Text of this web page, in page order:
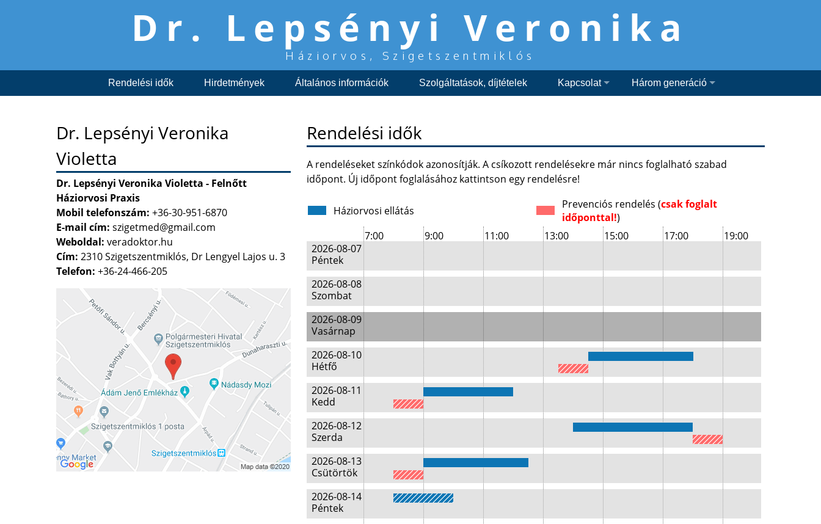
Dr. Lepsényi Veronika
Háziorvos, Szigetszentmiklós
Rendelési idők Hirdetmények Általános információk Szolgáltatások, díjtételek Kapcsolat Három generáció
Rendelési idők
A rendeléseket színkódok azonosítják. A csíkozott rendelésekre már nincs foglalható szabad
időpont. Új időpont foglalásához kattintson egy rendelésre!
Háziorvosi ellátás Prevenciós rendelés (csak foglalt
időponttal!)
7:00
9:00 11:00 13:00 15:00 17:00
19:00
2026-08-07
Péntek
2026-08-08
Szombat
2026-08-09
Vasárnap
2026-08-10
Hétfő
2026-08-11
Kedd
2026-08-12
Szerda
2026-08-13
Csütörtök
2026-08-14
Péntek
Dr. Lepsényi Veronika
Violetta
Dr. Lepsényi Veronika Violetta - Felnőtt
Háziorvosi Praxis
Mobil telefonszám: +36-30-951-6870
E-mail cím: szigetmed@gmail.com
Weboldal: veradoktor.hu
Cím: 2310 Szigetszentmiklós, Dr Lengyel Lajos u. 3
Telefon: +36-24-466-205